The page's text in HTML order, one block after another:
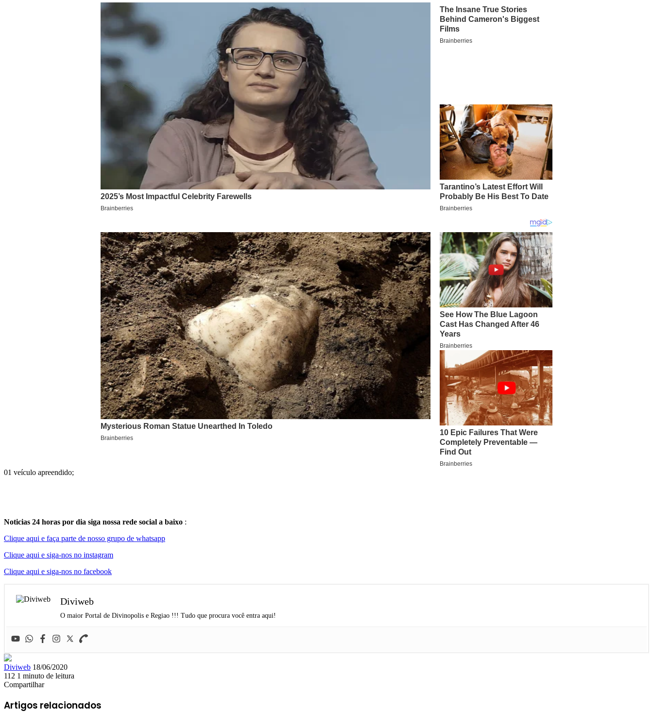
01 veículo apreendido;
Noticias 24 horas por dia siga nossa rede social a baixo :
Clique aqui e faça parte de nosso grupo de whatsapp
Clique aqui e siga-nos no instagram
Clique aqui e siga-nos no facebook
Diviweb
O maior Portal de Divinopolis e Regiao !!! Tudo que procura você entra aqui!
Diviweb Mande
um
e-
18/06/2020
112 1 minuto de leitura
Facebook
X
Linkedin
Skype
Messenger
Messenger
WhatsApp
Telegram
Compartilhar
via
e-
Artigos relacionados